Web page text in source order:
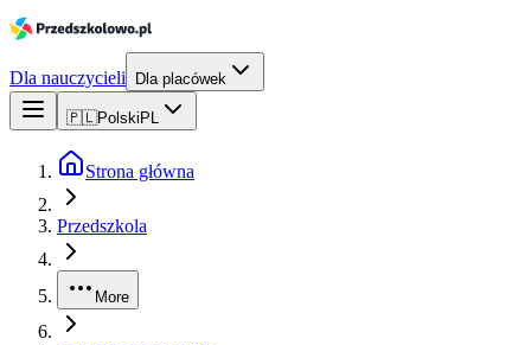
Dla nauczycieli Dla placówek
🇵🇱Polski PL
Strona główna
Przedszkola
More